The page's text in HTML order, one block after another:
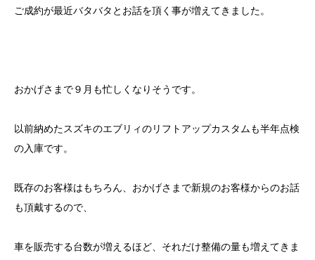
ご成約が最近バタバタとお話を頂く事が増えてきました。
おかげさまで９月も忙しくなりそうです。
以前納めたスズキのエブリィのリフトアップカスタムも半年点検
の入庫です。
既存のお客様はもちろん、おかげさまで新規のお客様からのお話
も頂戴するので、
車を販売する台数が増えるほど、それだけ整備の量も増えてきま